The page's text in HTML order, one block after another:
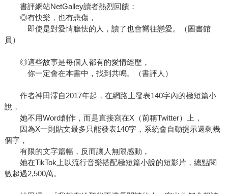
書評網站NetGalley讀者熱烈回饋：
◎有快樂，也有悲傷，
即使是對愛情膽怯的人，讀了也會嚮往戀愛。（圖書館
員）
◎這些故事是每個人都有的愛情經歷，
你一定會在本書中，找到共鳴。（書評人）
作者神田澪自2017年起，在網路上發表140字內的極短篇小
說，
她不用Word創作，而是直接寫在X（前稱Twitter）上，
因為X一則貼文最多只能發表140字，系統會自動提示還剩幾
個字，
有限的文字篇幅，反而讓人無限感動，
她在TikTok上以流行音樂搭配極短篇小說的短影片，總點閱
數超過2,500萬。